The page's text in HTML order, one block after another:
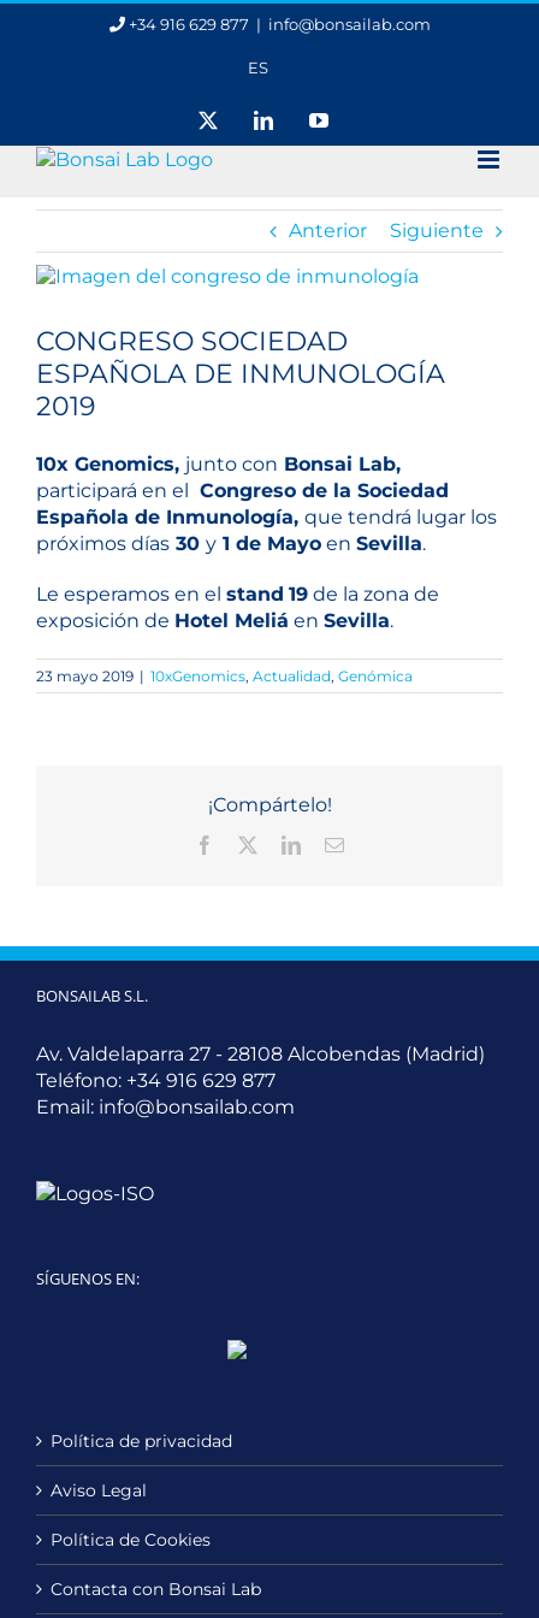
Saltar
+34 916 629 877 | info@bonsailab.com
ES
LinkedInYouTube
Anterior
Siguiente
Ver
grande
CONGRESO SOCIEDAD
ESPAÑOLA DE INMUNOLOGÍA
2019
10x Genomics, junto con Bonsai Lab,
participará en el Congreso de la Sociedad
Española de Inmunología, que tendrá lugar los
próximos días 30 y 1 de Mayo en Sevilla.
Le esperamos en el stand 19 de la zona de
exposición de Hotel Meliá en Sevilla.
23 mayo 2019 | 10xGenomics, Actualidad, Genómica
¡Compártelo!
Facebook LinkedInCorreo
BONSAILAB S.L.
Av. Valdelaparra 27 - 28108 Alcobendas (Madrid)
Teléfono: +34 916 629 877
Email: info@bonsailab.com
SÍGUENOS EN:
LinkedInYouTube
Política de privacidad
Aviso Legal
Política de Cookies
Contacta con Bonsai Lab